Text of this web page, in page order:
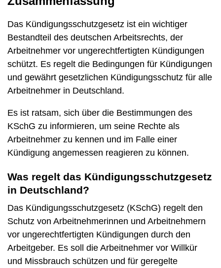
Das Kündigungsschutzgesetz ist ein wichtiger
Bestandteil des deutschen Arbeitsrechts, der
Arbeitnehmer vor ungerechtfertigten Kündigungen
schützt. Es regelt die Bedingungen für Kündigungen
und gewährt gesetzlichen Kündigungsschutz für alle
Arbeitnehmer in Deutschland.
Es ist ratsam, sich über die Bestimmungen des
KSchG zu informieren, um seine Rechte als
Arbeitnehmer zu kennen und im Falle einer
Kündigung angemessen reagieren zu können.
Was regelt das Kündigungsschutzgesetz
in Deutschland?
Das Kündigungsschutzgesetz (KSchG) regelt den
Schutz von Arbeitnehmerinnen und Arbeitnehmern
vor ungerechtfertigten Kündigungen durch den
Arbeitgeber. Es soll die Arbeitnehmer vor Willkür
und Missbrauch schützen und für geregelte